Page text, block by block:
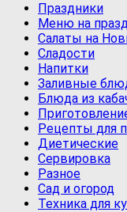
Праздники
Меню на
Салаты на
Сладости
Напитки
Заливные
Блюда из
Рецепты для
Диетические
Сервировка
Разное
Сад и огород
Техника для